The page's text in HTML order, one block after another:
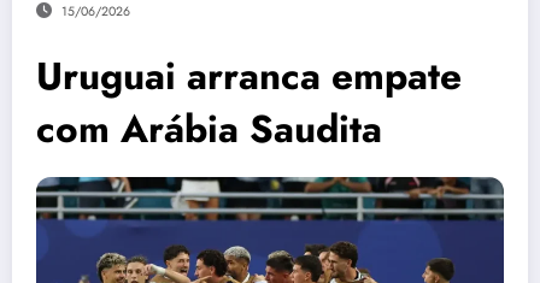
15/06/2026
Uruguai arranca empate
com Arábia Saudita